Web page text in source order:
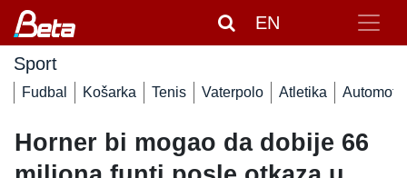
EN
Sport
Fudbal Košarka Tenis Vaterpolo Atletika Automoto
Horner bi mogao da dobije 66